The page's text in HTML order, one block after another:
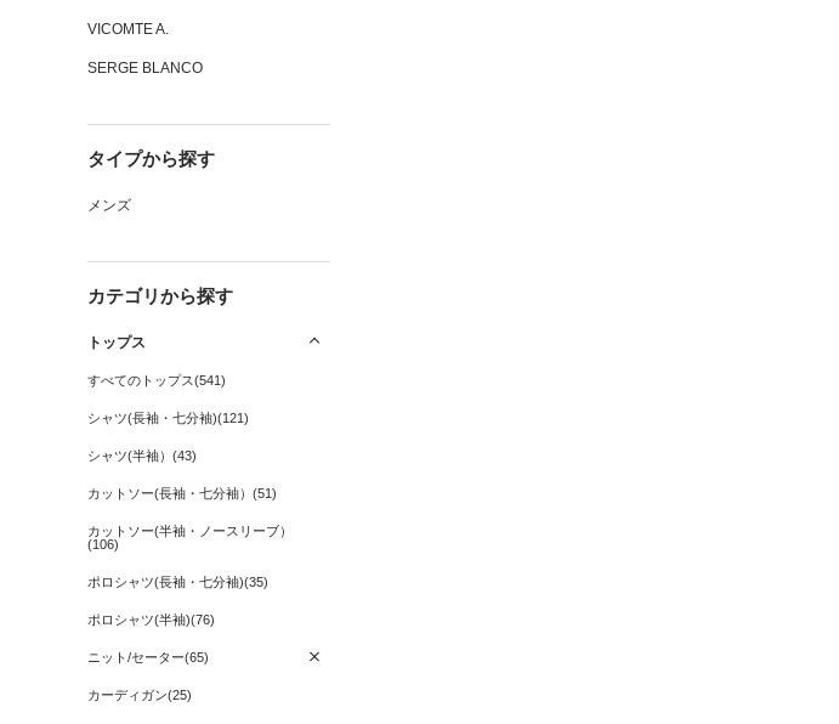
VICOMTE A.
SERGE BLANCO
タイプから探す
メンズ
カテゴリから探す
トップス
すべてのトップス(541)
シャツ(長袖・七分袖)(121)
シャツ(半袖）(43)
カットソー(長袖・七分袖）(51)
カットソー(半袖・ノースリーブ）
(106)
ポロシャツ(長袖・七分袖)(35)
ポロシャツ(半袖)(76)
ニット/セーター(65)
カーディガン(25)